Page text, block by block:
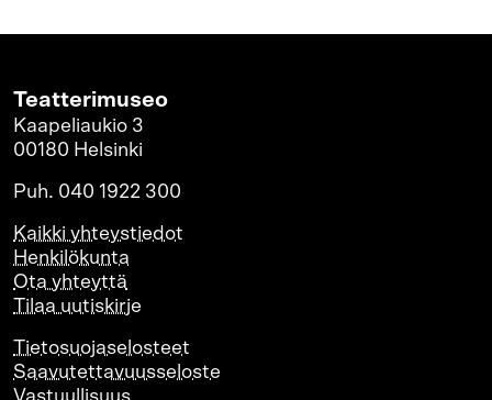
Teatterimuseo
Kaapeliaukio 3
00180 Helsinki
Puh. 040 1922 300
Kaikki yhteystiedot
Henkilökunta
Ota yhteyttä
Tilaa uutiskirje
Tietosuojaselosteet
Saavutettavuusseloste